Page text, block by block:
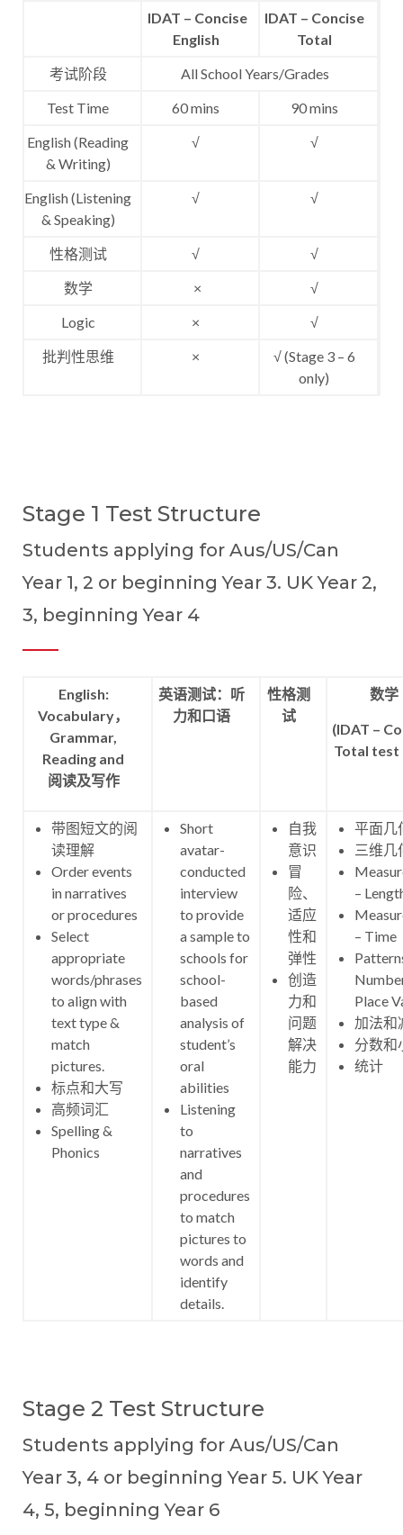
IDAT – Concise
English
IDAT – Concise
Total
考试阶段
All School Years/Grades
Test Time
60 mins
90 mins
English (Reading
& Writing)
√ √
English (Listening
& Speaking)
√ √
性格测试 √
√
数学
×
√
Logic
×
√
批判性思维
×
√ (Stage 3 – 6
only)
Stage 1 Test Structure
Students applying for Aus/US/Can
Year 1, 2 or beginning Year 3. UK Year 2,
3, beginning Year 4
English:
Vocabulary，
Grammar,
Reading and
阅读及写作
英语测试：听
力和口语
性格测
试
数学
(IDAT –
Total test
带图短文的阅
读理解
Order events
in narratives
or procedures
Select
appropriate
words/phrases
to align with
text type &
match
pictures.
标点和大写
高频词汇
Spelling &
Phonics
Short
avatar-
conducted
interview
to provide
a sample to
schools for
school-
based
analysis of
student’s
oral
abilities
Listening
to
narratives
and
procedures
to match
pictures to
words and
identify
details.
自我
意识
冒
险、
适应
性和
弹性
创造
力和
问题
解决
能力
平面几
三维几
–
– Time
Place
加法和
分数和
统计
Stage 2 Test Structure
Students applying for Aus/US/Can
Year 3, 4 or beginning Year 5. UK Year
4, 5, beginning Year 6